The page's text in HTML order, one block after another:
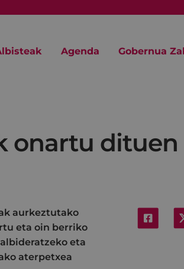
Agenda Gobernua
onartu dituen
aurkeztutako
eta oin berriko
eta
aterpetxea